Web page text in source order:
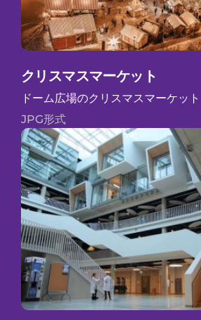
クリスマスマーケット
ドーム広場のクリスマスマーケット
JPG形式